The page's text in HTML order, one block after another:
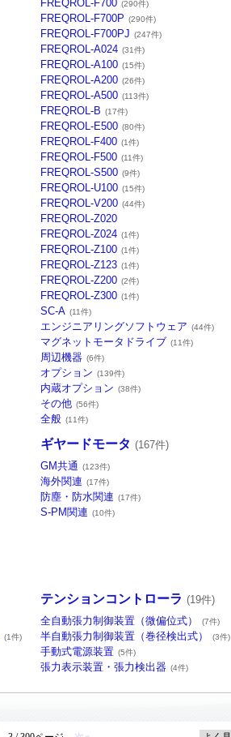
FREQROL-F700 (290件)
FREQROL-F700P (290件)
FREQROL-F700PJ (247件)
FREQROL-A024 (31件)
FREQROL-A100 (15件)
FREQROL-A200 (26件)
FREQROL-A500 (113件)
FREQROL-B (17件)
FREQROL-E500 (80件)
FREQROL-F400 (1件)
FREQROL-F500 (11件)
FREQROL-S500 (9件)
FREQROL-U100 (15件)
FREQROL-V200 (44件)
FREQROL-Z020
FREQROL-Z024 (1件)
FREQROL-Z100 (1件)
FREQROL-Z123 (1件)
FREQROL-Z200 (2件)
FREQROL-Z300 (1件)
SC-A (11件)
エンジニアリングソフトウェア (44件)
マグネットモータドライブ (11件)
周辺機器 (6件)
オプション (139件)
内蔵オプション (38件)
その他 (56件)
全般 (11件)
ギヤードモータ (167件)
GM共通 (123件)
海外関連 (17件)
防塵・防水関連 (17件)
S-PM関連 (10件)
(1件)
テンションコントローラ (19件)
全自動張力制御装置（微偏位式）
(7件)
半自動張力制御装置（巻径検出式） (3件)
手動式電源装置 (5件)
張力表示装置・張力検出器 (4件)